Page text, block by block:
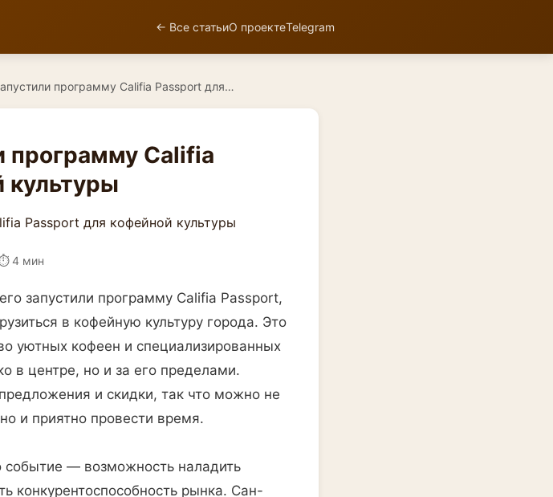
← Все статьиО проектеTelegram
программу Califia Passport для…
программу Califia
культуры
4 мин
запустили программу Califia Passport,
в кофейную культуру города. Это
уютных кофеен и специализированных
в центре, но и за его пределами.
и скидки, так что можно не
и приятно провести время.
событие — возможность наладить
конкурентоспособность рынка. Сан-